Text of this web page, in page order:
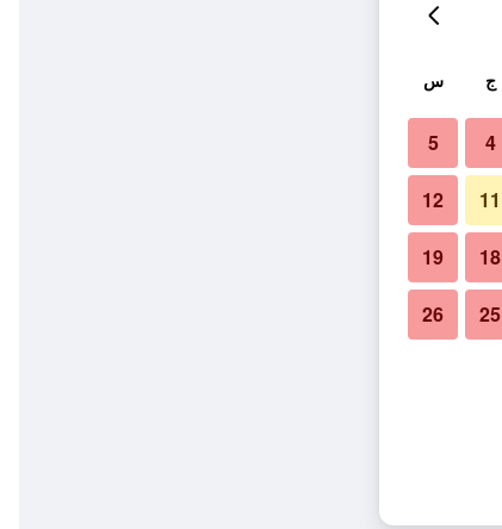
ج س
4
5
11
12
18
19
25
26